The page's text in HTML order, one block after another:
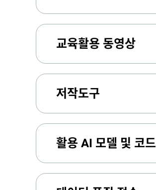
교육활용 동영상
저작도구
활용 AI 모델 및 코드